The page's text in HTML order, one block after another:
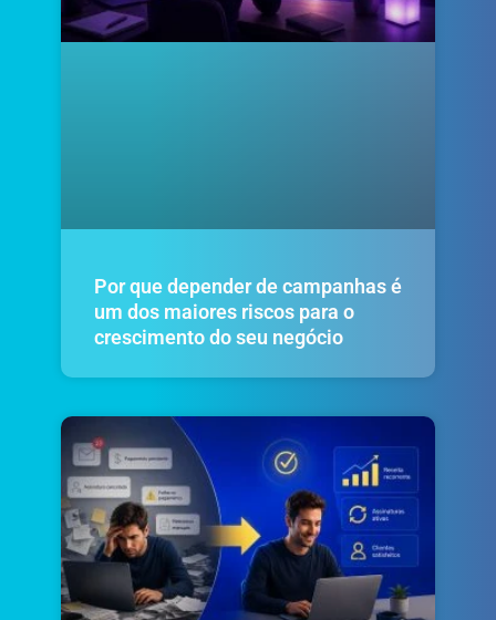
Por que depender de campanhas é
um dos maiores riscos para o
crescimento do seu negócio